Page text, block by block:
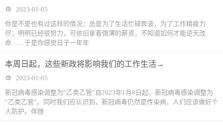
2023-01-05
你是不是也有过这样的情况：总是为了生活忙碌奔波，为了工作精疲力
尽；明明已经很努力，可依旧拿着微薄的薪资，不知道如何才能逆天改
命……于是你感觉日子一年年
本周日起，这些新政将影响我们的工作生活→
2023-01-05
新冠病毒感染调整为“乙类乙管”自2023年1月8日起，新冠病毒感染调整为
“乙类乙管”。同时我们应认识到，新冠病毒仍然是传染病，人们应该做好个
人防护。伴随